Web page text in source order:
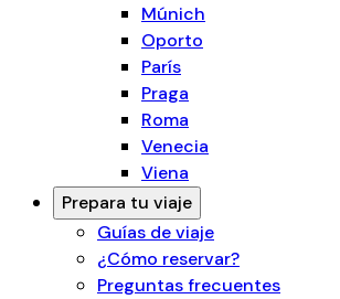
Múnich
Oporto
París
Praga
Roma
Venecia
Viena
Prepara tu viaje
Guías de viaje
¿Cómo reservar?
Preguntas frecuentes